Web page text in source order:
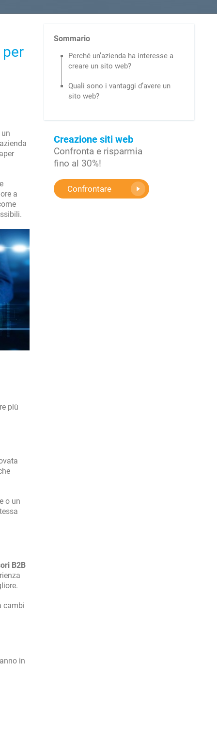
a
più
o un
B2B
cambi
in
Sommario
Perché un’azienda ha interesse a
creare un sito web?
Quali sono i vantaggi d’avere un
sito web?
Creazione siti web
Confronta e risparmia
fino al 30%!
Confrontare